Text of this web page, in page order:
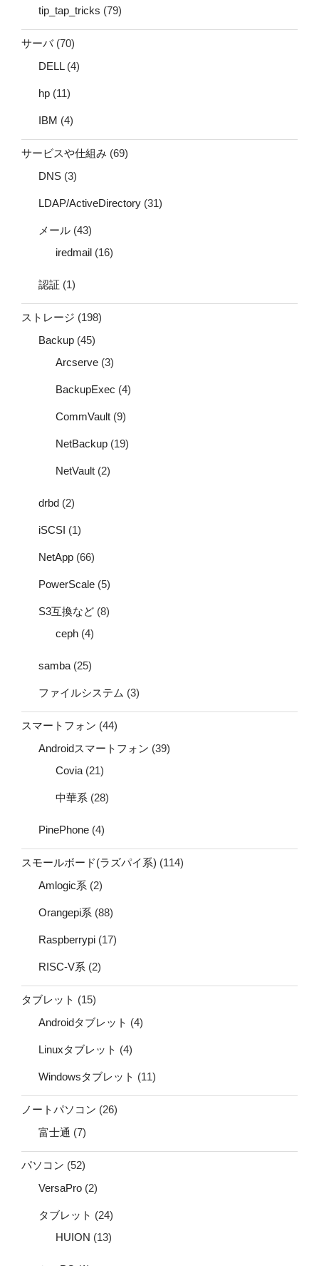
tip_tap_tricks (79)
サーバ(70)
DELL(4)
hp (11)
IBM (4)
サービスや仕組み (69)
DNS (3)
LDAP/ActiveDirectory (31)
メール (43)
iredmail (16)
認証 (1)
ストレージ (198)
Backup (45)
Arcserve (3)
BackupExec (4)
CommVault (9)
NetBackup (19)
NetVault (2)
drbd (2)
iSCSI (1)
NetApp (66)
PowerScale (5)
S3互換など (8)
ceph (4)
samba (25)
ファイルシステム (3)
スマートフォン (44)
Androidスマートフォン (39)
Covia (21)
中華系 (28)
PinePhone (4)
スモールボード(ラズパイ系) (114)
Amlogic系 (2)
Orangepi系 (88)
Raspberrypi (17)
RISC-V系 (2)
タブレット (15)
Androidタブレット (4)
Linuxタブレット (4)
Windowsタブレット (11)
ノートパソコン (26)
富士通 (7)
パソコン (52)
VersaPro (2)
タブレット (24)
HUION (13)